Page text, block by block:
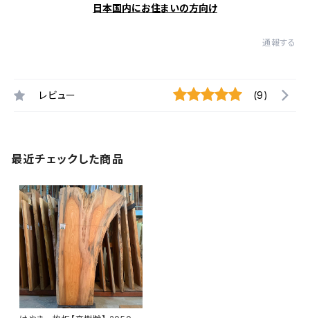
日本国内にお住まいの方向け
通報する
レビュー (9)
最近チェックした商品